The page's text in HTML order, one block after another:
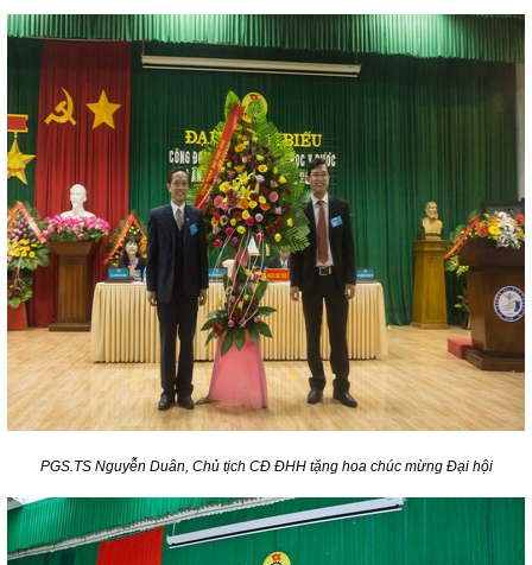
PGS.TS Nguyễn Duân, Chủ tịch CĐ ĐHH tặng hoa chúc mừng Đại hội